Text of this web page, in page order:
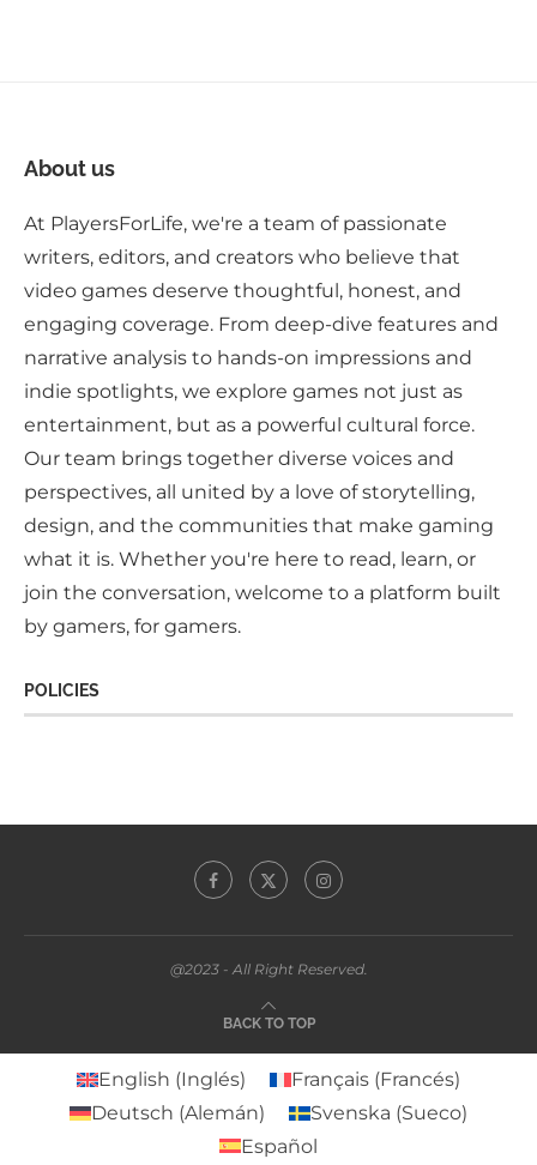
About us
At PlayersForLife, we're a team of passionate
writers, editors, and creators who believe that
video games deserve thoughtful, honest, and
engaging coverage. From deep-dive features and
narrative analysis to hands-on impressions and
indie spotlights, we explore games not just as
entertainment, but as a powerful cultural force.
Our team brings together diverse voices and
perspectives, all united by a love of storytelling,
design, and the communities that make gaming
what it is. Whether you're here to read, learn, or
join the conversation, welcome to a platform built
by gamers, for gamers.
POLICIES
@2023 - All Right Reserved.
BACK TO TOP
English (Inglés) Français (Francés)
Deutsch (Alemán) Svenska (Sueco)
Español